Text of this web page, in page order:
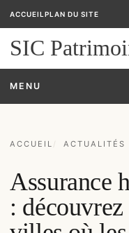
ACCUEIL PLAN DU SITE
SIC
MENU
ACCUEIL ACTUALITÉS
Assurance
: